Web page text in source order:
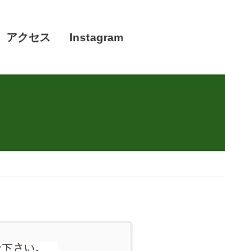
アクセス Instagram
さい。